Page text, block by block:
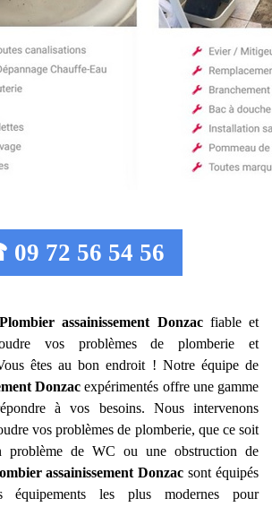
72 56 54 56
Plombier assainissement Donzacfiable et
vos problèmes de plomberie et
êtes au bon endroit ! Notre équipe de
Donzac expérimentés offre une gamme
à vos besoins. Nous intervenons
vos problèmes de plomberie, que ce soit
problème de WC ou une obstruction de
assainissement Donzac sont équipés
les plus modernes pour